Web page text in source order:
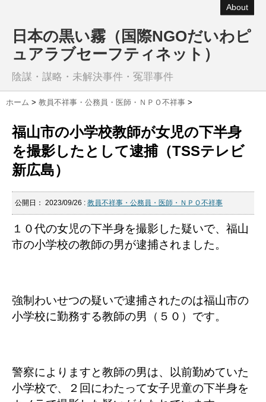
About
日本の黒い霧（国際NGOだいわピ
ュアラブセーフティネット）
陰謀・謀略・未解決事件・冤罪事件
ホーム > 教員不祥事・公務員・医師・ＮＰＯ不祥事 >
福山市の小学校教師が女児の下半身
を撮影したとして逮捕（TSSテレビ
新広島）
公開日： 2023/09/26 : 教員不祥事・公務員・医師・ＮＰＯ不祥事
１０代の女児の下半身を撮影した疑いで、福山
市の小学校の教師の男が逮捕されました。
強制わいせつの疑いで逮捕されたのは福山市の
小学校に勤務する教師の男（５０）です。
警察によりますと教師の男は、以前勤めていた
小学校で、２回にわたって女子児童の下半身を